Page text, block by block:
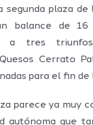
segunda plaza de
balance de
a tres
Cerrato
para el fin de
parece ya muy
autónoma que